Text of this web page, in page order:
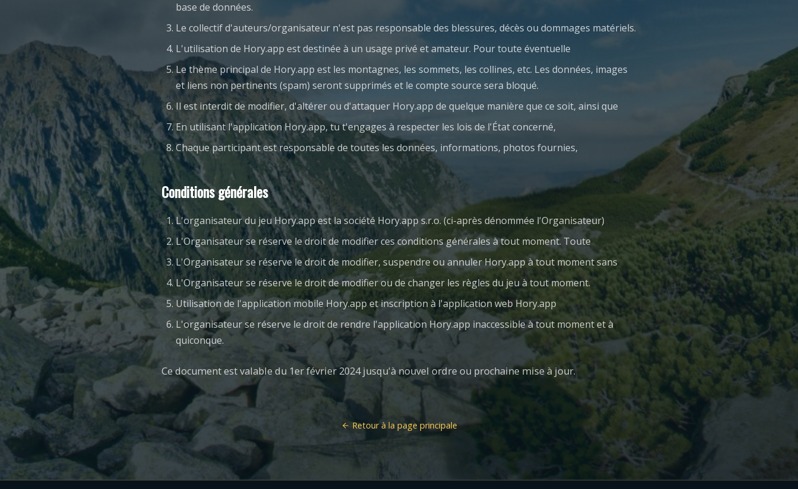
base de données.
Le collectif d'auteurs/organisateur n'est pas responsable des blessures, décès ou dommages matériels.
L'utilisation de Hory.app est destinée à un usage privé et amateur. Pour toute éventuelle
Le thème principal de Hory.app est les montagnes, les sommets, les collines, etc. Les données, images
et liens non pertinents (spam) seront supprimés et le compte source sera bloqué.
Il est interdit de modifier, d'altérer ou d'attaquer Hory.app de quelque manière que ce soit, ainsi que
En utilisant l'application Hory.app, tu t'engages à respecter les lois de l'État concerné,
Chaque participant est responsable de toutes les données, informations, photos fournies,
Conditions générales
L'organisateur du jeu Hory.app est la société Hory.app s.r.o. (ci-après dénommée l'Organisateur)
L'Organisateur se réserve le droit de modifier ces conditions générales à tout moment. Toute
L'Organisateur se réserve le droit de modifier, suspendre ou annuler Hory.app à tout moment sans
L'Organisateur se réserve le droit de modifier ou de changer les règles du jeu à tout moment.
Utilisation de l'application mobile Hory.app et inscription à l'application web Hory.app
L'organisateur se réserve le droit de rendre l'application Hory.app inaccessible à tout moment et à
quiconque.
Ce document est valable du 1er février 2024 jusqu'à nouvel ordre ou prochaine mise à jour.
Retour à la page principale